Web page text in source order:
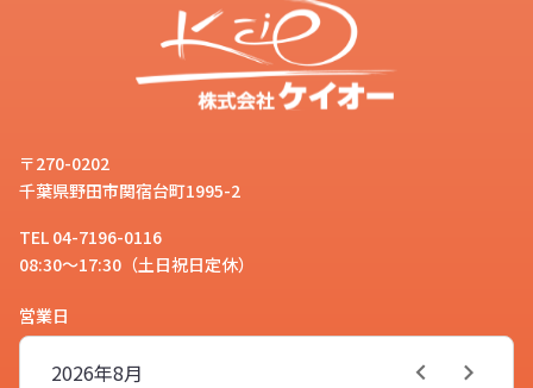
〒270-0202
千葉県野田市関宿台町1995-2
TEL 04-7196-0116
08:30～17:30（土日祝日定休）
営業日
8月
2026年